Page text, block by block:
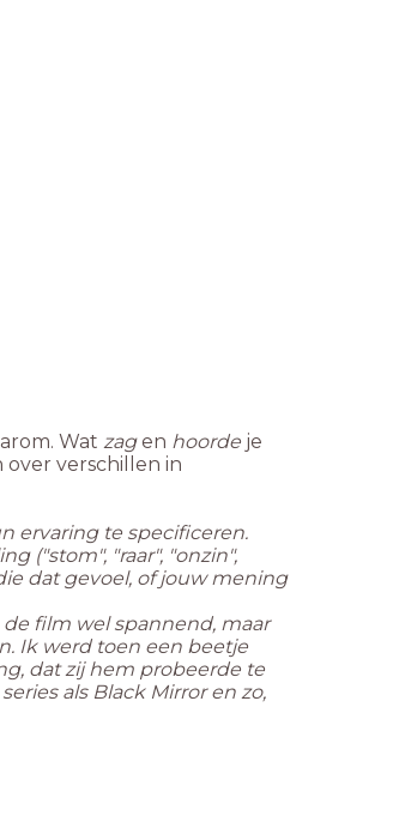
Wat zagen hoorde je
verschillen in
ervaring te specificeren.
("stom", "raar", "onzin",
dat gevoel, of jouw mening
film wel spannend, maar
Ik werd toen een beetje
dat zij hem probeerde te
als Black Mirror en zo,